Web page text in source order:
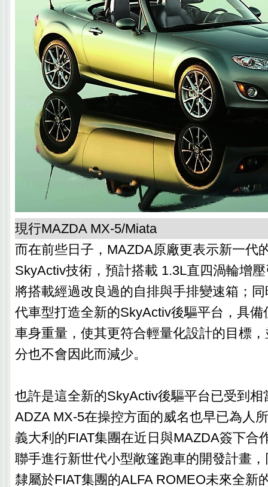
現行MAZDA MX-5/Miata
而在前些日子，MAZDA原廠更表示新一代
SkyActiv技術，預計搭載 1.3L直四渦輪增
將搭載經過改良過的自排與手排變速箱；
代車型打造全新的SkyActiv後驅平台，具備
車身重量，使其更符合輕量化設計的目標
分也不會因此而減少。
也許是這全新的SkyActiv後驅平台已受到相
ADZA MX-5在操控方面的威名也早已為人
義大利的FIAT集團在近日與MAZDA簽下合
聯手進行新世代小型敞篷跑車的開發計畫
隸屬於FIAT集團的ALFA ROMEO未來全新